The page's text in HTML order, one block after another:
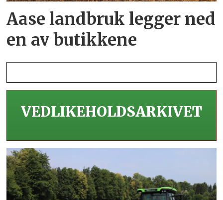
Aase landbruk legger ned
en av butikkene
VEDLIKEHOLDS­ARKIVET